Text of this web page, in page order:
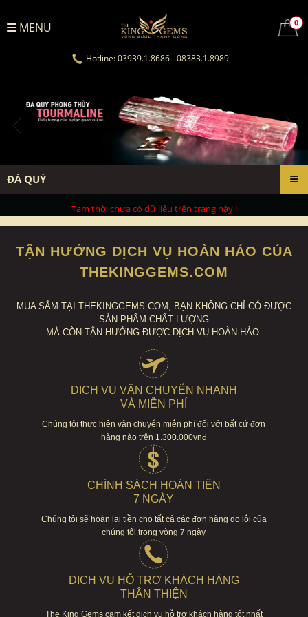
0
MENU
Hotline: 03939.1.8686 - 08383.1.8989
ĐÁ QUÝ
Tạm thời chưa có dữ liệu trên trang này !
TẬN HƯỞNG DỊCH VỤ HOÀN HẢO CỦA
THEKINGGEMS.COM
MUA SẮM TẠI THEKINGGEMS.COM, BẠN KHÔNG CHỈ CÓ ĐƯỢC
SẢN PHẨM CHẤT LƯỢNG
MÀ CÒN TẬN HƯỞNG ĐƯỢC DỊCH VỤ HOÀN HẢO.
DỊCH VỤ VẬN CHUYỂN NHANH
VÀ MIỄN PHÍ
Chúng tôi thực hiện vận chuyển miễn phí đối với bất cứ đơn
hàng nào trên 1.300.000vnđ
CHÍNH SÁCH HOÀN TIỀN
7 NGÀY
Chúng tôi sẽ hoàn lại tiền cho tất cả các đơn hàng do lỗi của
chúng tôi trong vòng 7 ngày
DỊCH VỤ HỖ TRỢ KHÁCH HÀNG
THÂN THIỆN
The King Gems cam kết dịch vụ hỗ trợ khách hàng tốt nhất